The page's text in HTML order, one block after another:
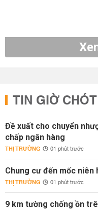
TIN GIỜ CHÓT
Đề xuất cho chuyển
chấp ngân hàng
THỊ TRƯỜNG 01 phút trước
Chung cư đến mốc
THỊ TRƯỜNG 01 phút trước
9 km tường chống ồn